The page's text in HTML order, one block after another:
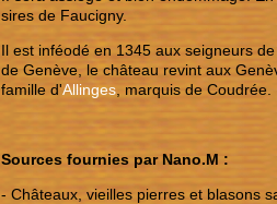
sires de Faucigny.
Il est inféodé en 1345 aux seigneurs
de Genève, le château revint aux
famille d'Allinges , marquis de Coudrée.
Sources fournies par Nano.M :
- Châteaux, vieilles pierres et blasons